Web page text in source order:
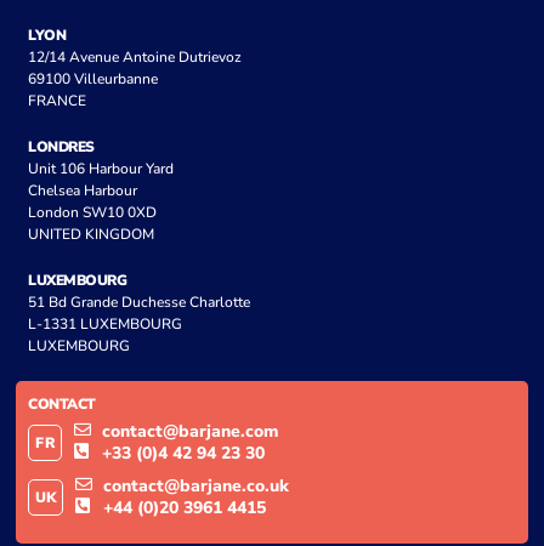
LYON
12/14 Avenue Antoine Dutrievoz
69100 Villeurbanne
FRANCE
LONDRES
Unit 106 Harbour Yard
Chelsea Harbour
London SW10 0XD
UNITED KINGDOM
LUXEMBOURG
51 Bd Grande Duchesse Charlotte
L-1331 LUXEMBOURG
LUXEMBOURG
CONTACT
FR
contact@barjane.com
+33 (0)4 42 94 23 30
UK
contact@barjane.co.uk
+44 (0)20 3961 4415